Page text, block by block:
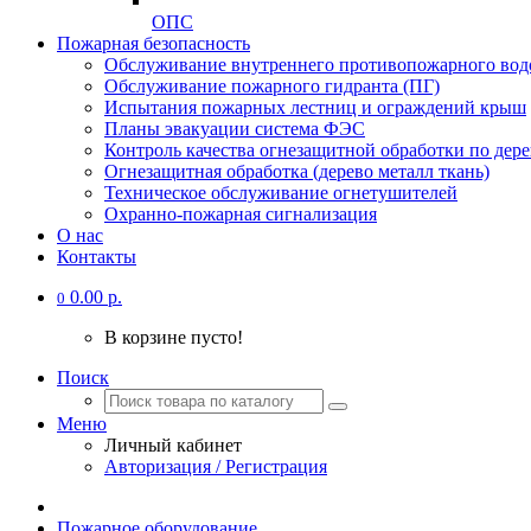
ОПС
Пожарная безопасность
Обслуживание внутреннего противопожарного
Обслуживание пожарного гидранта (ПГ)
Испытания пожарных лестниц и ограждений крыш
Планы эвакуации система ФЭС
Контроль качества огнезащитной обработки по
Огнезащитная обработка (дерево металл ткань)
Техническое обслуживание огнетушителей
Охранно-пожарная сигнализация
О нас
Контакты
0 0.00 р.
В корзине пусто!
Поиск
Меню
Личный кабинет
Авторизация / Регистрация